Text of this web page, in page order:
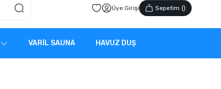
Üye Girişi Sepetim ()
VARİL SAUNA HAVUZ DUŞ